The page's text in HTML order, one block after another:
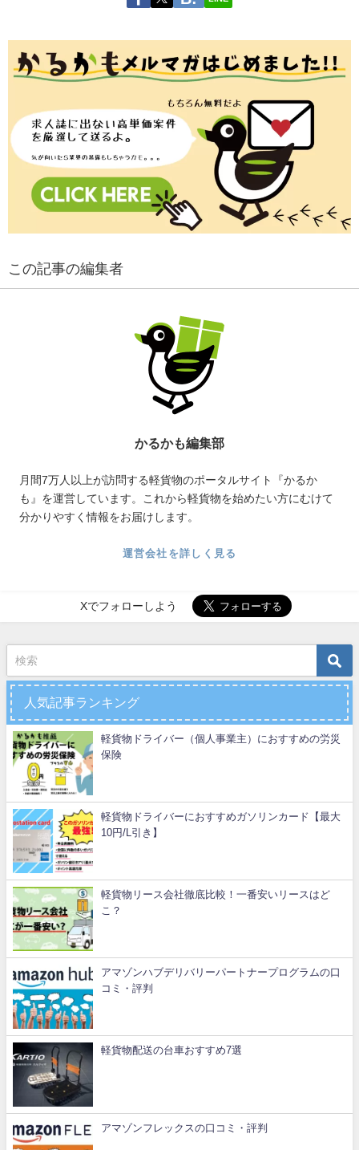
この記事の編集者
かるかも編集部
月間7万人以上が訪問する軽貨物のポータルサイト『かるか
も』を運営しています。これから軽貨物を始めたい方にむけて
分かりやすく情報をお届けします。
運営会社を詳しく見る
Xでフォローしよう
人気記事ランキング
軽貨物ドライバー（個人事業主）におすすめの労災
保険
軽貨物ドライバーにおすすめガソリンカード【最大
10円/L引き】
軽貨物リース会社徹底比較！一番安いリースはど
こ？
アマゾンハブデリバリーパートナープログラムの口
コミ・評判
軽貨物配送の台車おすすめ7選
アマゾンフレックスの口コミ・評判